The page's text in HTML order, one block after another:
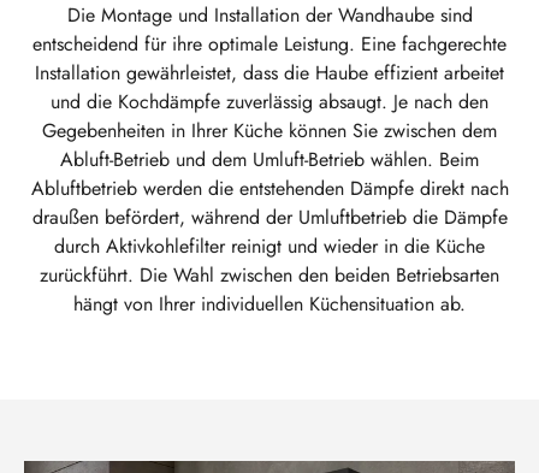
Die Montage und Installation der Wandhaube sind
entscheidend für ihre optimale Leistung. Eine fachgerechte
Installation gewährleistet, dass die Haube effizient arbeitet
und die Kochdämpfe zuverlässig absaugt. Je nach den
Gegebenheiten in Ihrer Küche können Sie zwischen dem
Abluft-Betrieb und dem Umluft-Betrieb wählen. Beim
Abluftbetrieb werden die entstehenden Dämpfe direkt nach
draußen befördert, während der Umluftbetrieb die Dämpfe
durch Aktivkohlefilter reinigt und wieder in die Küche
zurückführt. Die Wahl zwischen den beiden Betriebsarten
hängt von Ihrer individuellen Küchensituation ab.